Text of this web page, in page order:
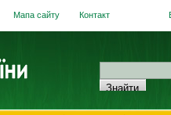
Мапа сайту Контакт